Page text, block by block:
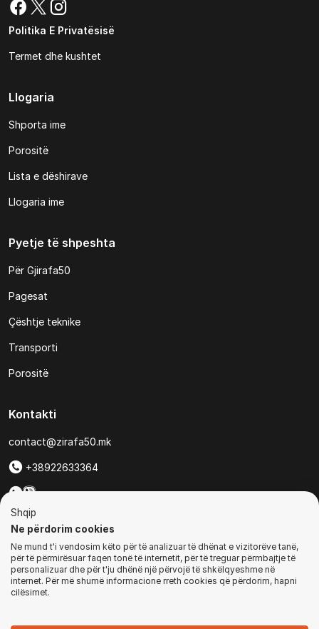
Politika E Privatësisë
Termet dhe kushtet
Llogaria
Shporta ime
Porositë
Lista e dëshirave
Llogaria ime
Pyetje të shpeshta
Për Gjirafa50
Pagesat
Çështje teknike
Transporti
Porositë
Kontakti
contact@zirafa50.mk
+38922633364
Për kërkesa të ofertave:
b2b@zirafa50.mk
Jadranska Magistrala No. 86, Skopje, North Macedonia
Shqip
Ne përdorim cookies
Ne mund t'i vendosim këto për të analizuar të dhënat e vizitorëve tanë,
për të përmirësuar faqen tonë të internetit, për të treguar përmbajtje të
personalizuar dhe për t'ju dhënë një përvojë të shkëlqyeshme në
internet. Për më shumë informacione rreth cookies që përdorim, hapni
cilësimet.